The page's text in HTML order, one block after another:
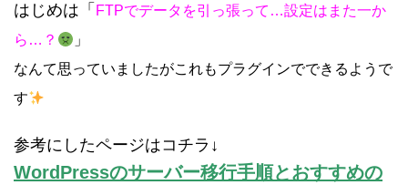
はじめは「 FTPでデータを引っ張って…設定はまた一か
ら…？
」
なんて思っていましたがこれもプラグインでできるようで
す
参考にしたページはコチラ↓
WordPressのサーバー移行手順とおすすめの